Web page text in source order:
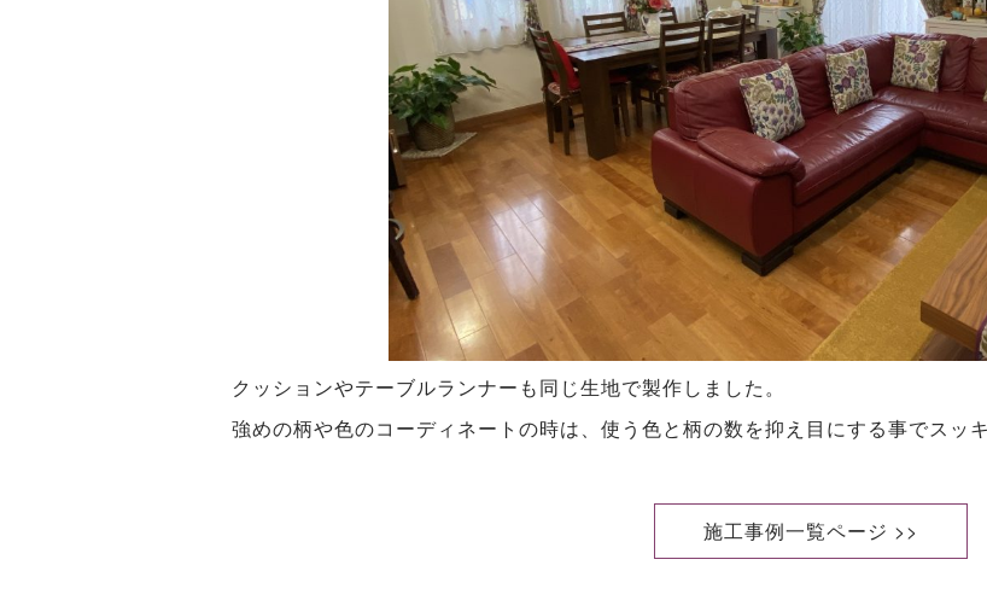
クッションやテーブルランナーも同じ生地で製作しました。
強めの柄や色のコーディネートの時は、使う色と柄の数を抑え目にする事でスッ
施工事例一覧ページ >>